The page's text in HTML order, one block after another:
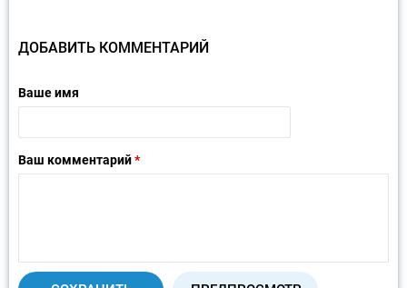
ДОБАВИТЬ КОММЕНТАРИЙ
Ваше имя
Ваш комментарий*